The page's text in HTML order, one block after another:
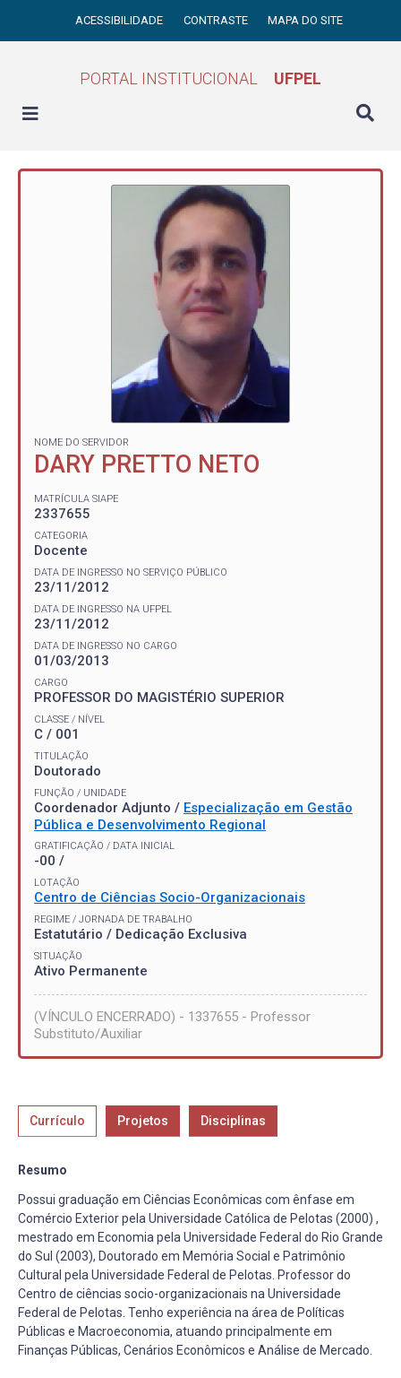
ACESSIBILIDADE CONTRASTE MAPA DO SITE
PORTAL INSTITUCIONAL UFPEL
NOME DO SERVIDOR
DARY PRETTO NETO
MATRÍCULA SIAPE
2337655
CATEGORIA
Docente
DATA DE INGRESSO NO SERVIÇO PÚBLICO
23/11/2012
DATA DE INGRESSO NA UFPEL
23/11/2012
DATA DE INGRESSO NO CARGO
01/03/2013
CARGO
PROFESSOR DO MAGISTÉRIO SUPERIOR
CLASSE / NÍVEL
C / 001
TITULAÇÃO
Doutorado
FUNÇÃO / UNIDADE
Coordenador Adjunto / Especialização em Gestão
Pública e Desenvolvimento Regional
GRATIFICAÇÃO / DATA INICIAL
-00 /
LOTAÇÃO
Centro de Ciências Socio-Organizacionais
REGIME / JORNADA DE TRABALHO
Estatutário / Dedicação Exclusiva
SITUAÇÃO
Ativo Permanente
(VÍNCULO ENCERRADO) - 1337655 - Professor
Substituto/Auxiliar
Currículo Projetos Disciplinas
Resumo
Possui graduação em Ciências Econômicas com ênfase em
Comércio Exterior pela Universidade Católica de Pelotas (2000) ,
mestrado em Economia pela Universidade Federal do Rio Grande
do Sul (2003), Doutorado em Memória Social e Patrimônio
Cultural pela Universidade Federal de Pelotas. Professor do
Centro de ciências socio-organizacionais na Universidade
Federal de Pelotas. Tenho experiência na área de Políticas
Públicas e Macroeconomia, atuando principalmente em
Finanças Públicas, Cenários Econômicos e Análise de Mercado.